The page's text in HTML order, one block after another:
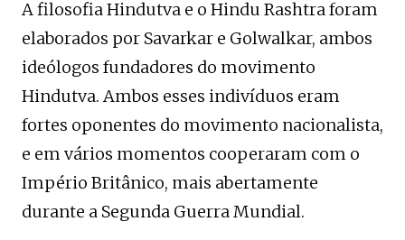
A filosofia Hindutva e o Hindu Rashtra foram
elaborados por Savarkar e Golwalkar, ambos
ideólogos fundadores do movimento
Hindutva. Ambos esses indivíduos eram
fortes oponentes do movimento nacionalista,
e em vários momentos cooperaram com o
Império Britânico, mais abertamente
durante a Segunda Guerra Mundial.